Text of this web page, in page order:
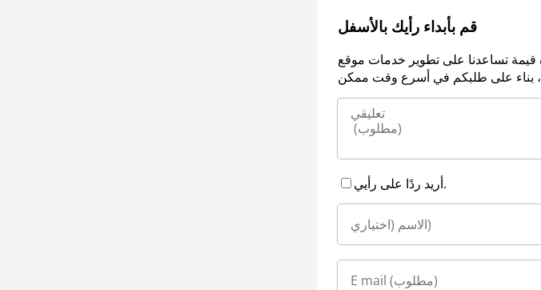
قم بأبداء رأيك بالأسفل
قيمة تساعدنا على تطوير خدمات موقع
أريد ردًا على رأيي.